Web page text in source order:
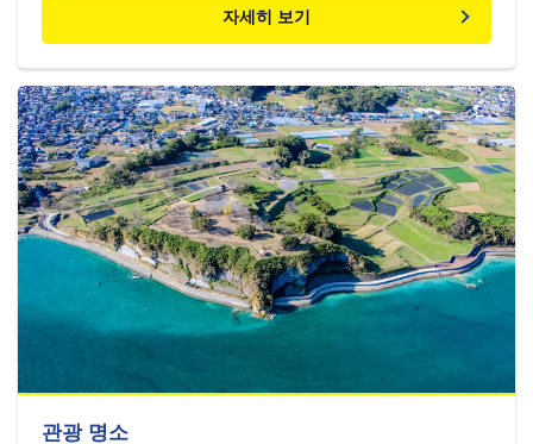
자세히 보기
관광 명소